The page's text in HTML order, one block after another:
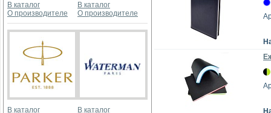
В каталог
О производителе
В каталог
О производителе
В каталог
В каталог